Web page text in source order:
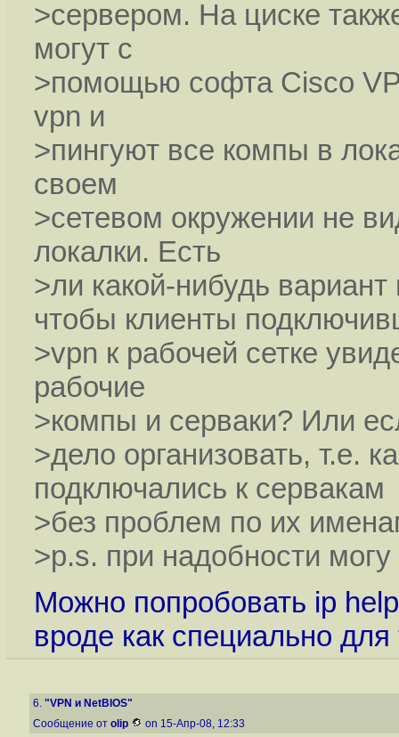
>сервером. На циске
могут с
>помощью софта Cisco
vpn и
>пингуют все компы в
своем
>сетевом окружении не
локалки. Есть
>ли какой-нибудь
чтобы клиенты
>vpn к рабочей сетке
рабочие
>компы и серваки? Или
>дело организовать, т.е.
подключались к сервакам
>без проблем по их
>p.s. при надобности
Можно попробовать ip
вроде как специально
6. "VPN и NetBIOS"
Сообщение от olip on 15-Апр-08, 12:33